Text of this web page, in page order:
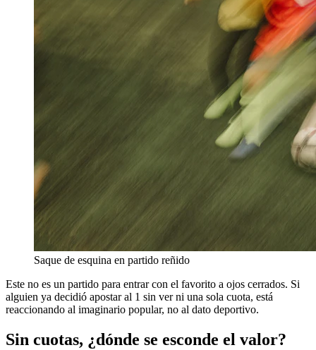
Saque de esquina en partido reñido
Este no es un partido para entrar con el favorito a ojos cerrados. Si
alguien ya decidió apostar al 1 sin ver ni una sola cuota, está
reaccionando al imaginario popular, no al dato deportivo.
Sin cuotas, ¿dónde se esconde el valor?